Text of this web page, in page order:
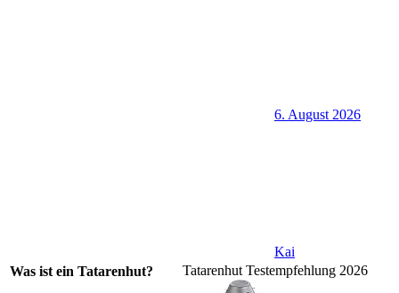
6. August 2026
Kai
Was ist ein Tatarenhut?
Tatarenhut Testempfehlung 2026